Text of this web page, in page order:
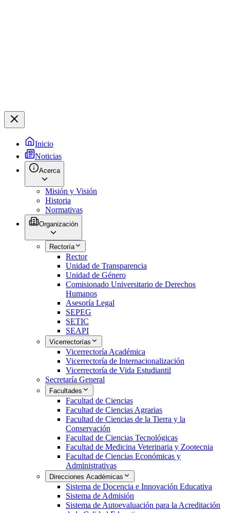
Inicio
Noticias
Acerca
Misión y Visión
Historia
Normativas
Organización
Rectoría
Rector
Unidad de Transparencia
Unidad de Género
Comisionado Universitario de Derechos
Humanos
Asesoría Legal
SEPEG
SETIC
SEAPI
Vicerrectorías
Vicerrectoría Académica
Vicerrectoría de Internacionalización
Vicerrectoría de Vida Estudiantil
Secretaría General
Facultades
Facultad de Ciencias
Facultad de Ciencias Agrarias
Facultad de Ciencias de la Tierra y la
Conservación
Facultad de Ciencias Tecnológicas
Facultad de Medicina Veterinaria y Zootecnia
Facultad de Ciencias Económicas y
Administrativas
Direcciones Académicas
Sistema de Docencia e Innovación Educativa
Sistema de Admisión
Sistema de Autoevaluación para la Acreditación